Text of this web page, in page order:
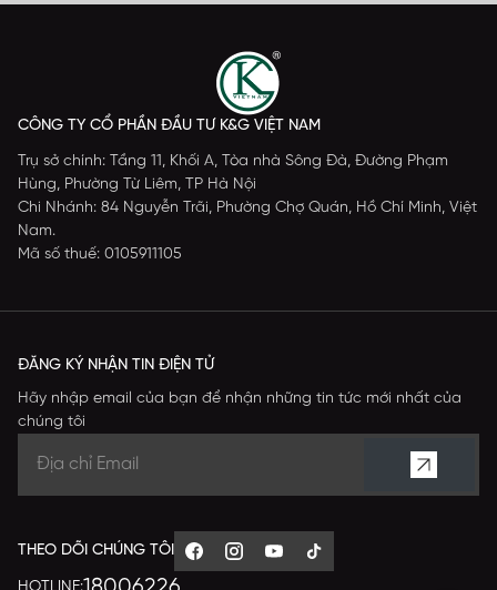
CÔNG TY CỔ PHẦN ĐẦU TƯ K&G VIỆT NAM
Trụ sở chính: Tầng 11, Khối A, Tòa nhà Sông Đà, Đường Phạm
Hùng, Phường Từ Liêm, TP Hà Nội
Chi Nhánh: 84 Nguyễn Trãi, Phường Chợ Quán, Hồ Chí Minh, Việt
Nam.
Mã số thuế: 0105911105
ĐĂNG KÝ NHẬN TIN ĐIỆN TỬ
Hãy nhập email của bạn để nhận những tin tức mới nhất của
chúng tôi
THEO DÕI CHÚNG TÔI